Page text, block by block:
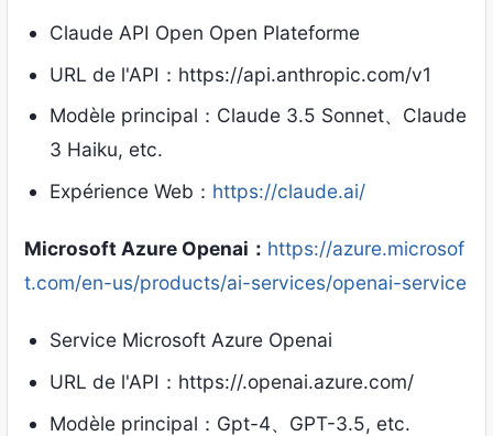
Claude API Open Open Plateforme
URL de l'API：https://api.anthropic.com/v1
Modèle principal：Claude 3.5 Sonnet、Claude
3 Haiku, etc.
Expérience Web： https://claude.ai/
Microsoft Azure Openai： https://azure.microsof
t.com/en-us/products/ai-services/openai-service
Service Microsoft Azure Openai
URL de l'API：https://.openai.azure.com/
Modèle principal：Gpt-4、GPT-3.5, etc.